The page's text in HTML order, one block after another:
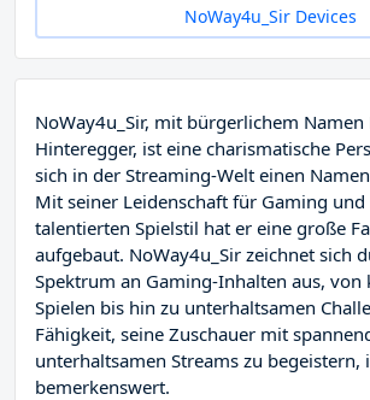
NoWay4u_Sir Devices
NoWay4u_Sir, mit bürgerlichem Namen
Hinteregger, ist eine charismatische
sich in der Streaming-Welt einen
Mit seiner Leidenschaft für Gaming und
talentierten Spielstil hat er eine große
aufgebaut. NoWay4u_Sir zeichnet sich
Spektrum an Gaming-Inhalten aus, von
Spielen bis hin zu unterhaltsamen
Fähigkeit, seine Zuschauer mit
unterhaltsamen Streams zu begeistern,
bemerkenswert.